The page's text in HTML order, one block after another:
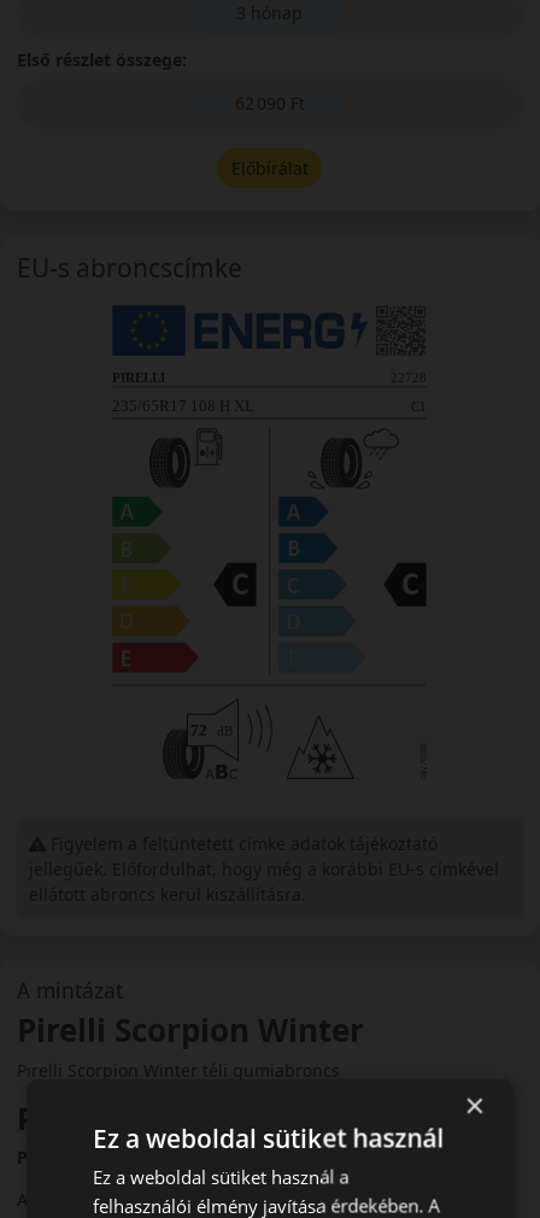
A mintázat
Pirelli Scorpion Winter
Pirelli Scorpion Winter téli gumiabroncs
Prémium SUV biztonság télen
Pirelli Scorpion Winter téli gumiabroncs
A Pirelli Scorpion Winter a prémium SUV-okhoz és
3 hónap
Első részlet összege:
62 090 Ft
Előbírálat
EU-s abroncscímke
×
Ez a weboldal sütiket használ
Ez a weboldal sütiket használ a
felhasználói élmény javítása érdekében. A